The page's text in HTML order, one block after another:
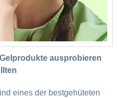
ausprobieren
eines der bestgehüteten